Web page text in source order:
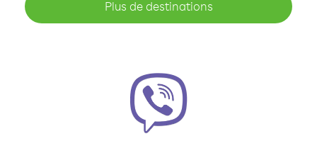
Plus de destinations